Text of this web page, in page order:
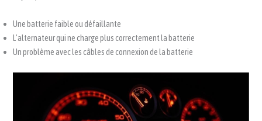
Une batterie faible ou défaillante
L’alternateur qui ne charge plus correctement la batterie
Un problème avec les câbles de connexion de la batterie